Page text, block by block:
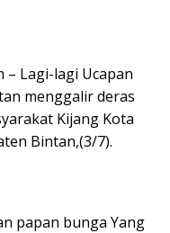
– Lagi-lagi Ucapan
menggalir deras
Kijang Kota
Bintan,(3/7).
papan bunga Yang